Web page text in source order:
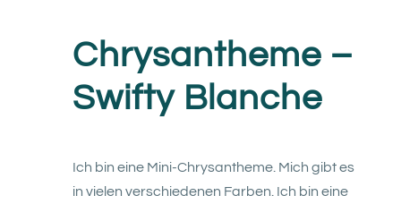
Chrysantheme –
Swifty Blanche
Ich bin eine Mini-Chrysantheme. Mich gibt es
in vielen verschiedenen Farben. Ich bin eine